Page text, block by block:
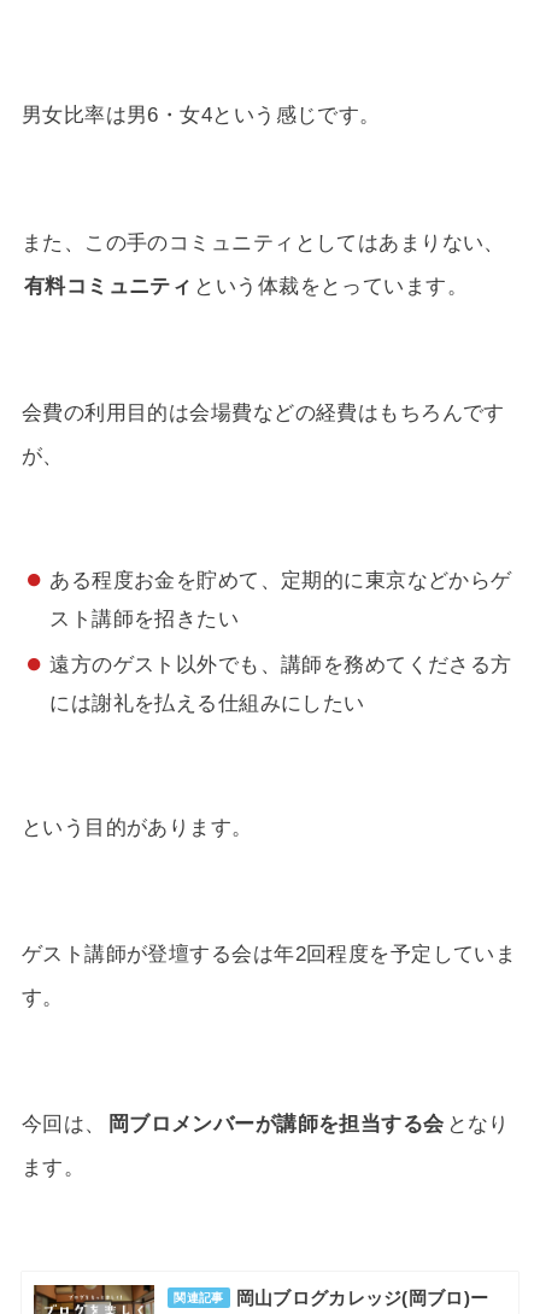
男女比率は男6・女4という感じです。
また、この手のコミュニティとしてはあまりない、
有料コミュニティ という体裁をとっています。
会費の利用目的は会場費などの経費はもちろんです
が、
ある程度お金を貯めて、定期的に東京などからゲ
スト講師を招きたい
遠方のゲスト以外でも、講師を務めてくださる方
には謝礼を払える仕組みにしたい
という目的があります。
ゲスト講師が登壇する会は年2回程度を予定していま
す。
今回は、 岡ブロメンバーが講師を担当する会 となり
ます。
関連記事
岡山ブログカレッジ(岡ブロ)ー